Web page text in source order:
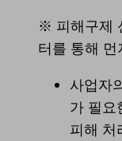
※ 피해구제
터를 통해
사업자
가 필요
피해 처